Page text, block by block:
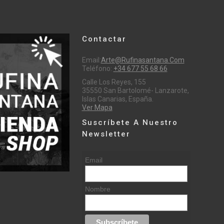
Contactar
Email:Arte@rufinasantana.com
Teléfono: +34 677 55 68 66
Calle Los Reyes, 155
35550 San Bartolomé- Lanzarote,
Islas Canarias, España.
Ver Mapa
Suscríbete A Nuestro
Newsletter
Email
Nombre